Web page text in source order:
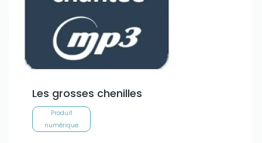
Les grosses chenilles
Produit
numérique